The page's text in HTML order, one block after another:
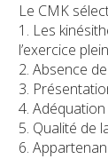
Le CMK
1. Les
l’exercice
2. Absence
3.
4.
5. Qualité de
6.